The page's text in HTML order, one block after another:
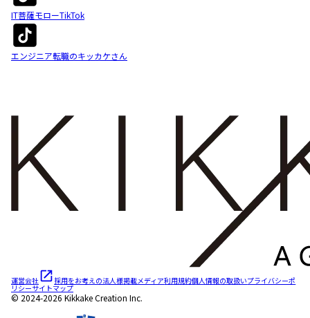
IT菩薩モローTikTok
エンジニア転職のキッカケさん
運営会社 採用をお考えの法人様掲載メディア利用規約個人情報の取扱いプライバシーポ
リシーサイトマップ
© 2024-2026 Kikkake Creation Inc.